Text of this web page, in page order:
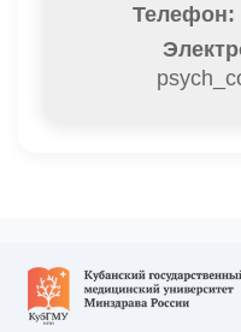
Телефон: